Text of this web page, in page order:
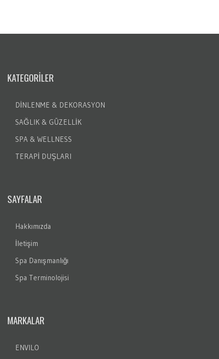
KATEGORİLER
DİNLENME & DEKORASYON
SAĞLIK & GÜZELLİK
SPA & WELLNESS
TERAPİ DUŞLARI
SAYFALAR
Hakkımızda
İletişim
Spa Danışmanlığı
Spa Terminolojisi
MARKALAR
ENVILO